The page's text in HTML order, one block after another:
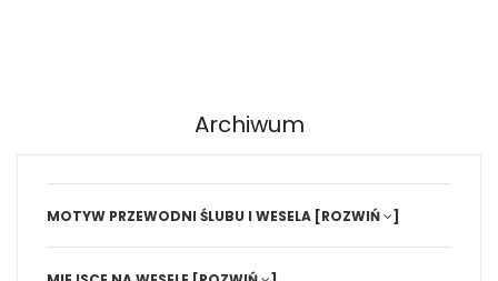
Archiwum
MOTYW PRZEWODNI ŚLUBU I WESELA [ROZWIŃ ]